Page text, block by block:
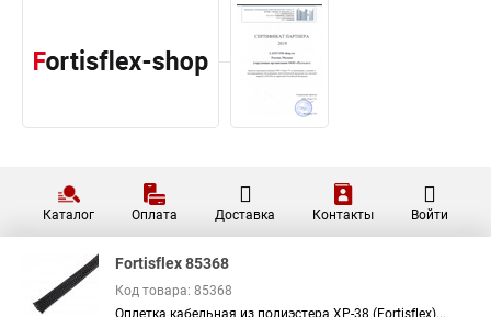
Каталог Оплата Доставка Контакты Войти
Fortisflex 85368
Код товара: 85368
Оплетка кабельная из полиэстера XP-38 (Fortisflex)...